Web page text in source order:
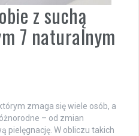
z suchą
7 naturalnym
zmaga się wiele osób, a
– od zmian
pielęgnację. W obliczu takich